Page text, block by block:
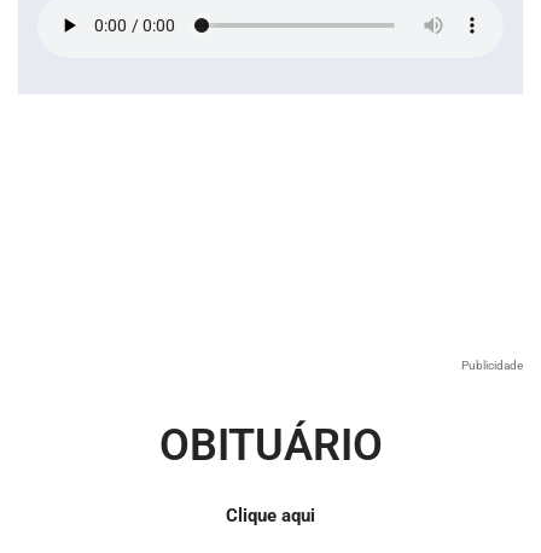
Publicidade
OBITUÁRIO
Clique aqui